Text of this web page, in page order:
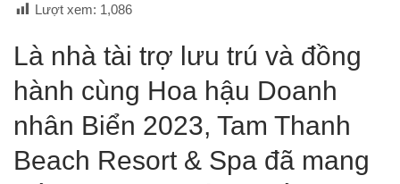
Lượt xem: 1,086
Là nhà tài trợ lưu trú và đồng
hành cùng Hoa hậu Doanh
nhân Biển 2023, Tam Thanh
Beach Resort & Spa đã mang